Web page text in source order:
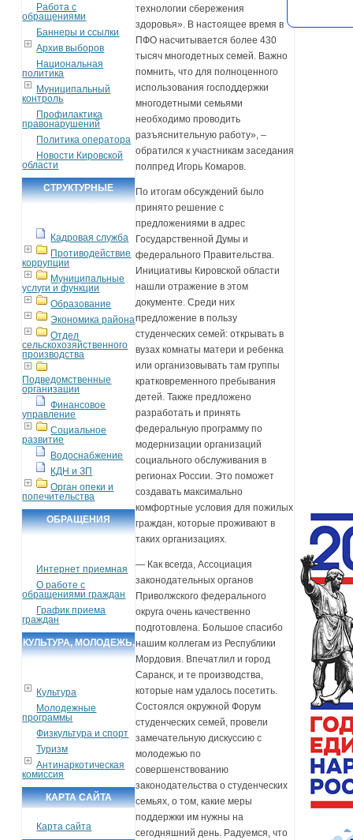
Работа с
обращениями
Баннеры и ссылки
Архив выборов
Национальная
политика
Муниципальный
контроль
Профилактика
правонарушений
Политика оператора
Новости Кировской
области
СТРУКТУРНЫЕ
Кадровая служба
Противодействие
коррупции
Муниципальные
услуги и функции
Образование
Экономика района
Отдел
сельскохозяйственного
производства
Подведомственные
организации
Финансовое
управление
Социальное
развитие
Водоснабжение
КДН и ЗП
Орган опеки и
попечительства
ОБРАЩЕНИЯ
Интернет приемная
О работе с
обращениями граждан
График приема
граждан
КУЛЬТУРА, МОЛОДЕЖЬ,
Культура
Молодежные
программы
Физкультура и спорт
Туризм
Антинаркотическая
комиссия
КАРТА САЙТА
Карта сайта
технологии сбережения
здоровья». В настоящее время в
ПФО насчитывается более 430
тысяч многодетных семей. Важно
помнить, что для полноценного
использования господдержки
многодетными семьями
необходимо проводить
разъяснительную работу», –
обратился к участникам заседания
полпред Игорь Комаров.
По итогам обсуждений было
принято решение с
предложениями в адрес
Государственной Думы и
федерального Правительства.
Инициативы Кировской области
нашли отражение в этом
документе. Среди них
предложение в пользу
студенческих семей: открывать в
вузах комнаты матери и ребенка
или организовывать там группы
кратковременного пребывания
детей. Также предложено
разработать и принять
федеральную программу по
модернизации организаций
социального обслуживания в
регионах России. Это поможет
создавать максимально
комфортные условия для пожилых
граждан, которые проживают в
таких организациях.
— Как всегда, Ассоциация
законодательных органов
Приволжского федерального
округа очень качественно
подготовлена. Большое спасибо
нашим коллегам из Республики
Мордовия. Впечатлил и город
Саранск, и те производства,
которые нам удалось посетить.
Состоялся окружной Форум
студенческих семей, провели
замечательную дискуссию с
молодежью по
совершенствованию
законодательства о студенческих
семьях, о том, какие меры
поддержки им нужны на
сегодняшний день. Радуемся, что